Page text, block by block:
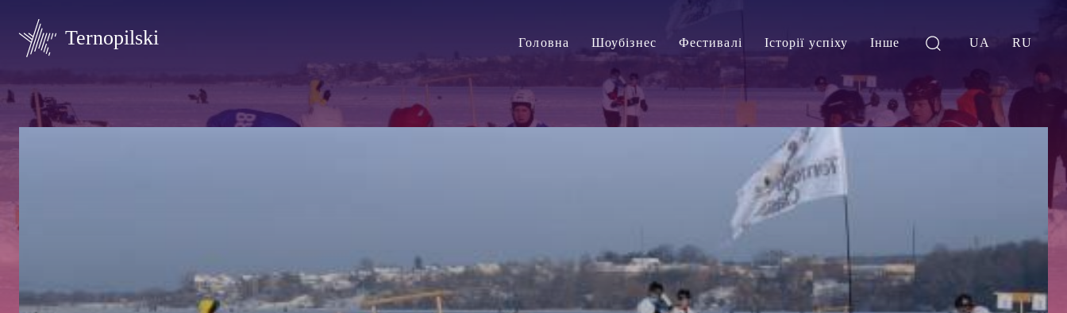
Ternopilski Головна Шоубізнес Фестивалі Історії успіху Інше UA RU